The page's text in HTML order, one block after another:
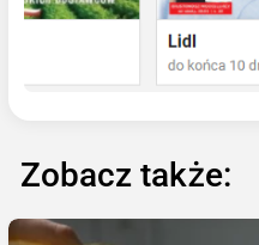
Zobacz także: